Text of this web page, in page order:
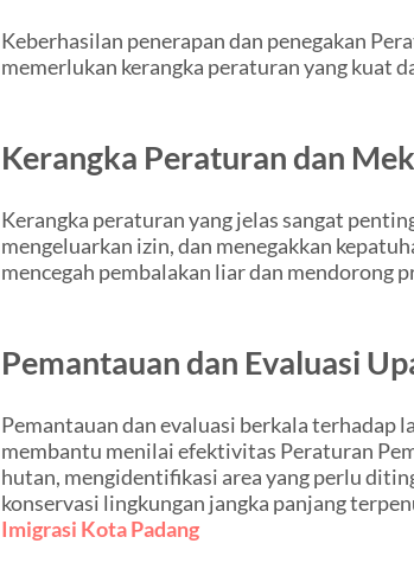
Keberhasilan penerapan dan penegakan
memerlukan kerangka peraturan yang kuat
Kerangka Peraturan dan
Kerangka peraturan yang jelas sangat
mengeluarkan izin, dan menegakkan
mencegah pembalakan liar dan mendorong
Pemantauan dan Evaluasi
Pemantauan dan evaluasi berkala terhadap
membantu menilai efektivitas Peraturan
hutan, mengidentifikasi area yang perlu
konservasi lingkungan jangka panjang
Imigrasi Kota Padang